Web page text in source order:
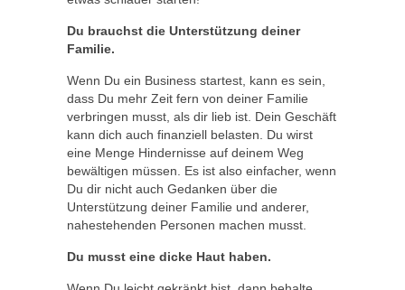
Du brauchst die Unterstützung deiner
Familie.
Wenn Du ein Business startest, kann es sein,
dass Du mehr Zeit fern von deiner Familie
verbringen musst, als dir lieb ist. Dein Geschäft
kann dich auch finanziell belasten. Du wirst
eine Menge Hindernisse auf deinem Weg
bewältigen müssen. Es ist also einfacher, wenn
Du dir nicht auch Gedanken über die
Unterstützung deiner Familie und anderer,
nahestehenden Personen machen musst.
Du musst eine dicke Haut haben.